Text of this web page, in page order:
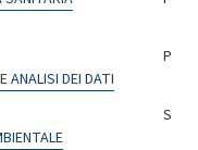
ANALISI DEI DATI
P
S